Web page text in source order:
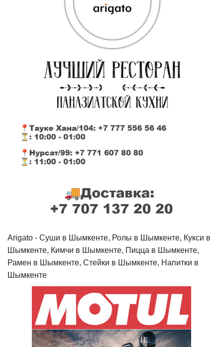
Arigato - Cуши в Шымкенте, Ролы в Шымкенте, Кукси в
Шымкенте, Кимчи в Шымкенте, Пицца в Шымкенте,
Рамен в Шымкенте, Стейки в Шымкенте, Напитки в
Шымкенте